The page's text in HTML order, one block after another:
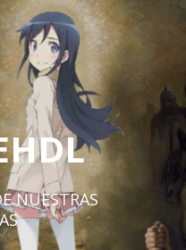
NUESTRAS